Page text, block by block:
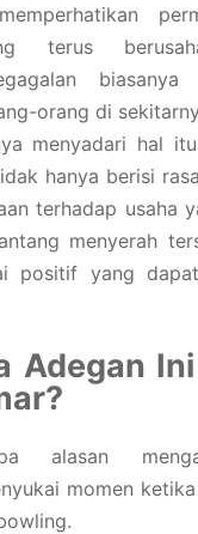
terus
biasanya
orang di
menyadari hal
hanya berisi
terhadap usaha
menyerah
positif yang
Adegan
alasan
momen